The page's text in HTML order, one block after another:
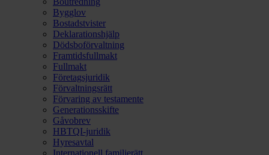
Bygglov
Bostadstvister
Deklarationshjälp
Dödsboförvaltning
Framtidsfullmakt
Fullmakt
Företagsjuridik
Förvaltningsrätt
Förvaring av testamente
Generationsskifte
Gåvobrev
HBTQI-juridik
Hyresavtal
Internationell familjerätt